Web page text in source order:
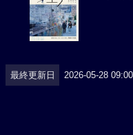
最終更新日 2026-05-28